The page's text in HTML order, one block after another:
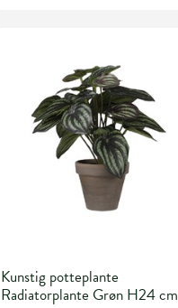
Kunstig potteplante
Radiatorplante Grøn H24 cm